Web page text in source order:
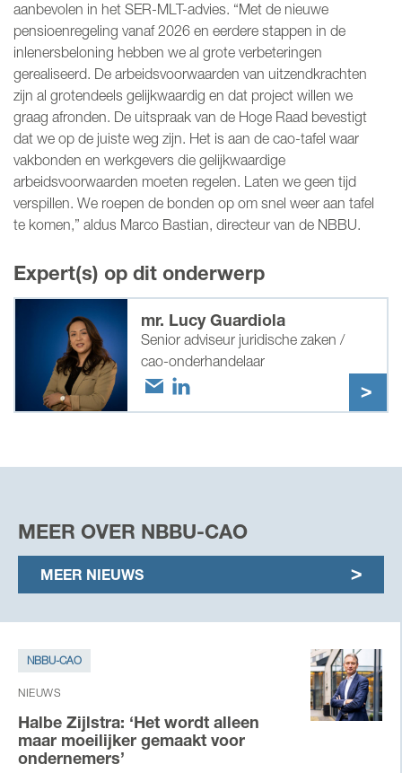
aanbevolen in het SER-MLT-advies. “Met de nieuwe
pensioenregeling vanaf 2026 en eerdere stappen in de
inlenersbeloning hebben we al grote verbeteringen
gerealiseerd. De arbeidsvoorwaarden van uitzendkrachten
zijn al grotendeels gelijkwaardig en dat project willen we
graag afronden. De uitspraak van de Hoge Raad bevestigt
dat we op de juiste weg zijn. Het is aan de cao-tafel waar
vakbonden en werkgevers die gelijkwaardige
arbeidsvoorwaarden moeten regelen. Laten we geen tijd
verspillen. We roepen de bonden op om snel weer aan tafel
te komen,” aldus Marco Bastian, directeur van de NBBU.
Expert(s) op dit onderwerp
mr. Lucy Guardiola
Senior adviseur juridische zaken /
cao-onderhandelaar
MEER OVER NBBU-CAO
MEER NIEUWS
NBBU-CAO
NIEUWS
Halbe Zijlstra: ‘Het wordt alleen
maar moeilijker gemaakt voor
ondernemers’